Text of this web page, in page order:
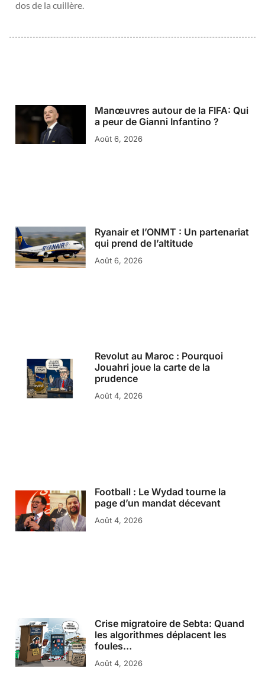
dos de la cuillère.
Manœuvres autour de la FIFA: Qui
a peur de Gianni Infantino ?
Août 6, 2026
Ryanair et l’ONMT : Un partenariat
qui prend de l’altitude
Août 6, 2026
Revolut au Maroc : Pourquoi
Jouahri joue la carte de la
prudence
Août 4, 2026
Football : Le Wydad tourne la
page d’un mandat décevant
Août 4, 2026
Crise migratoire de Sebta: Quand
les algorithmes déplacent les
foules…
Août 4, 2026